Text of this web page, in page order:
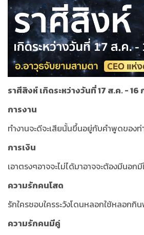
ราศีสิงห์ เกิดระหว่างวันที่ 17 ส.ค. - 16
การงาน
ทำงานจะดีจะเสียนั้นขึ้นอยู่กับคำพูดของ
การเงิน
เอาตรงๆอาจจะไม่ได้มาอาจจะต้องมีนอก
ความรักคนโสด
รักใครชอบใครระวังโดนหลอกใช้หลอกกิ
ความรักคนมีคู่